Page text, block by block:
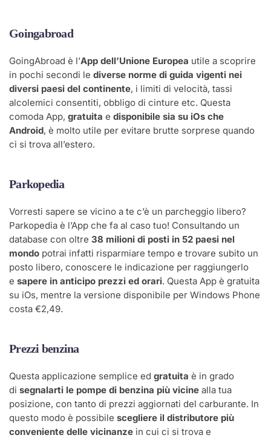
Goingabroad
GoingAbroad è l’App dell’Unione Europea utile a scoprire
in pochi secondi le diverse norme di guida vigenti nei
diversi paesi del continente, i limiti di velocità, tassi
alcolemici consentiti, obbligo di cinture etc. Questa
comoda App, gratuita e disponibile sia su iOs che
Android, è molto utile per evitare brutte sorprese quando
ci si trova all’estero.
Parkopedia
Vorresti sapere se vicino a te c’è un parcheggio libero?
Parkopedia è l’App che fa al caso tuo! Consultando un
database con oltre 38 milioni di posti in 52 paesi nel
mondo potrai infatti risparmiare tempo e trovare subito un
posto libero, conoscere le indicazione per raggiungerlo
e sapere in anticipo prezzi ed orari. Questa App è gratuita
su iOs, mentre la versione disponibile per Windows Phone
costa €2,49.
Prezzi benzina
Questa applicazione semplice ed gratuita è in grado
di segnalarti le pompe di benzina più vicine alla tua
posizione, con tanto di prezzi aggiornati del carburante. In
questo modo è possibile scegliere il distributore più
conveniente delle vicinanze in cui ci si trova e